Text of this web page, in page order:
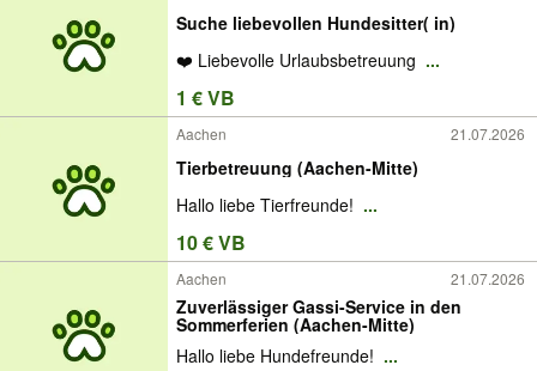
Suche liebevollen Hundesitter( in)
❤️ Liebevolle Urlaubsbetreuung ...
1 € VB
Aachen 21.07.2026
Tierbetreuung (Aachen-Mitte)
Hallo liebe Tierfreunde! ...
10 € VB
Aachen 21.07.2026
Zuverlässiger Gassi-Service in den
Sommerferien (Aachen-Mitte)
Hallo liebe Hundefreunde! ...